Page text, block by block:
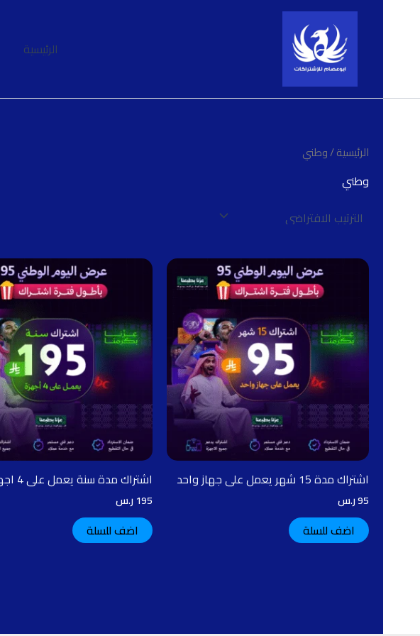
الرئيسية
الرئيسية/ وطني
وطني
اشتراك مدة 15 شهر يعمل على جهاز واحد
95ر.س
اضف للسلة
اشتراك مدة سنة يعمل على 4 اجهزة
195 ر.س
اضف للسلة